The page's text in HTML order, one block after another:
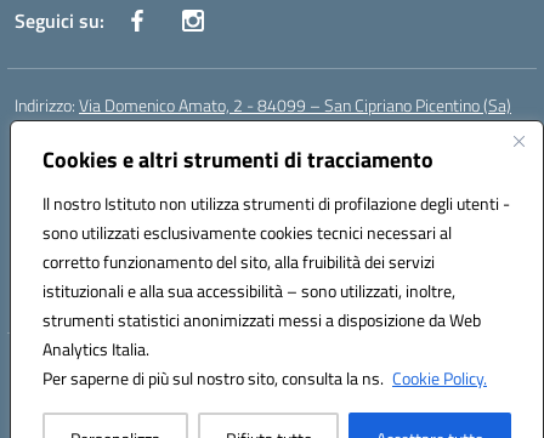
Cookies e altri strumenti di tracciamento
Il nostro Istituto non utilizza strumenti di profilazione degli utenti -
sono utilizzati esclusivamente cookies tecnici necessari al
corretto funzionamento del sito, alla fruibilità dei servizi
istituzionali e alla sua accessibilità – sono utilizzati, inoltre,
strumenti statistici anonimizzati messi a disposizione da Web
Analytics Italia.
Per saperne di più sul nostro sito, consulta la ns. Cookie Policy.
Seguici su:
Indirizzo:Via Domenico Amato, 2 - 84099 – San Cipriano Picentino (Sa)
Centralino:
Posta elettronica certificata (PEC):saic87700c@pec.istruzione.it
Codice fiscale: 95075020651
Codice meccanografico:SAIC87700C
Codice Indice delle Pubbliche Amministrazioni (IPA): istsc_saic87700c
Codice unico di fatturazione (CUF): UFBWH2
Hosting & Powered by 3D Solution S.r.l.
Concept & Design by Designers Italia